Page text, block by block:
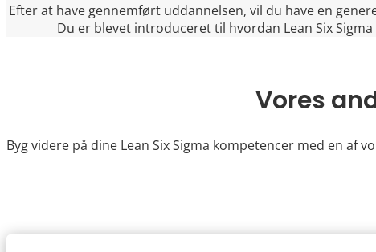
Efter at have gennemført uddannelsen, vil du have en
Du er blevet introduceret til hvordan Lean Six
Vores
Byg videre på dine Lean Six Sigma kompetencer med en af